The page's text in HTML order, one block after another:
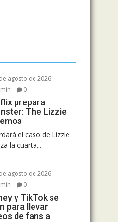
agosto de 2026
0
prepara
The Lizzie
el caso de Lizzie
la cuarta...
agosto de 2026
0
y TikTok se
para llevar
de fans a